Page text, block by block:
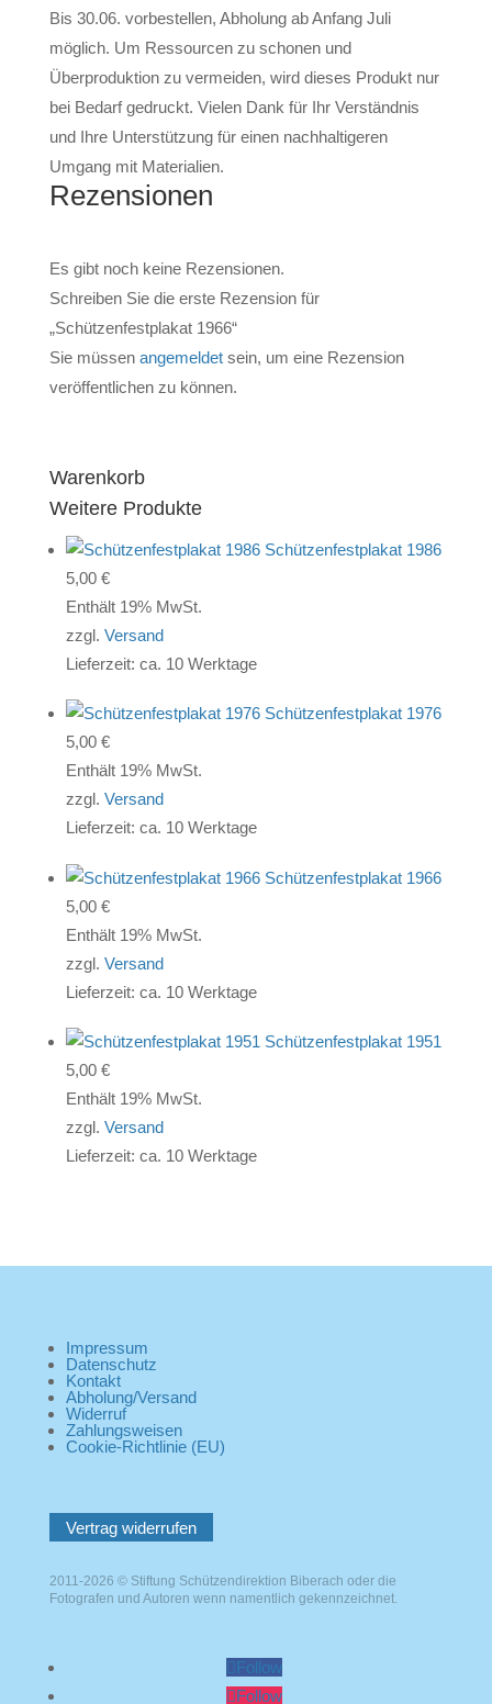
Bis 30.06. vorbestellen, Abholung ab Anfang Juli
möglich. Um Ressourcen zu schonen und
Überproduktion zu vermeiden, wird dieses Produkt nur
bei Bedarf gedruckt. Vielen Dank für Ihr Verständnis
und Ihre Unterstützung für einen nachhaltigeren
Umgang mit Materialien.
Rezensionen
Es gibt noch keine Rezensionen.
Schreiben Sie die erste Rezension für
„Schützenfestplakat 1966“
Sie müssen angemeldetsein, um eine Rezension
veröffentlichen zu können.
Warenkorb
Weitere Produkte
Schützenfestplakat 1986
5,00 €
Enthält 19% MwSt.
zzgl. Versand
Lieferzeit: ca. 10 Werktage
Schützenfestplakat 1976
5,00 €
Enthält 19% MwSt.
zzgl. Versand
Lieferzeit: ca. 10 Werktage
Schützenfestplakat 1966
5,00 €
Enthält 19% MwSt.
zzgl. Versand
Lieferzeit: ca. 10 Werktage
Schützenfestplakat 1951
5,00 €
Enthält 19% MwSt.
zzgl. Versand
Lieferzeit: ca. 10 Werktage
Impressum
Datenschutz
Kontakt
Abholung/Versand
Widerruf
Zahlungsweisen
Cookie-Richtlinie (EU)
Vertrag widerrufen
2011-2026 © Stiftung Schützendirektion Biberach oder die
Fotografen und Autoren wenn namentlich gekennzeichnet.
Follow
Follow